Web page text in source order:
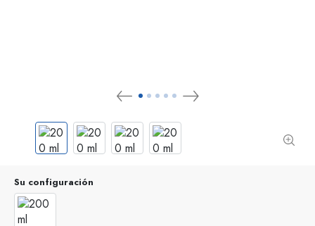
Su configuración